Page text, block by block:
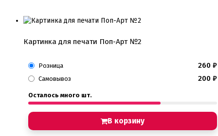
Картинка для печати Поп-Арт №2
Розница 260 ₽
Самовывоз 200 ₽
Осталось много шт.
В корзину